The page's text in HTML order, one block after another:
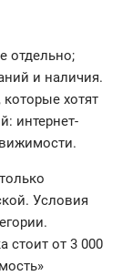
отдельно;
и наличия.
хотят
интернет-
Условия
стоит от 3 000